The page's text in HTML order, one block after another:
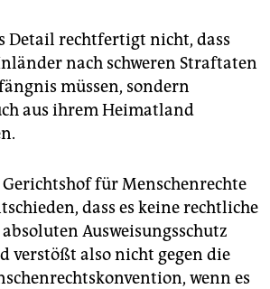
Detail rechtfertigt nicht, dass
nach schweren Straftaten
müssen, sondern
aus ihrem Heimatland
Gerichtshof für Menschenrechte
dass es keine rechtliche
Ausweisungsschutz
verstößt also nicht gegen die
wenn es